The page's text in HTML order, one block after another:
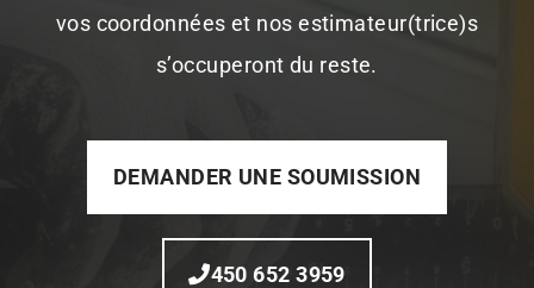
vos coordonnées et nos estimateur(trice)s
s’occuperont du reste.
DEMANDER UNE SOUMISSION
450 652 3959